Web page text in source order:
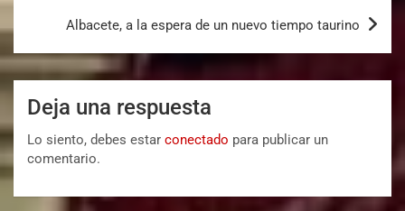
Albacete, a la espera de un nuevo tiempo taurino
Deja una respuesta
Lo siento, debes estar conectado para publicar un
comentario.